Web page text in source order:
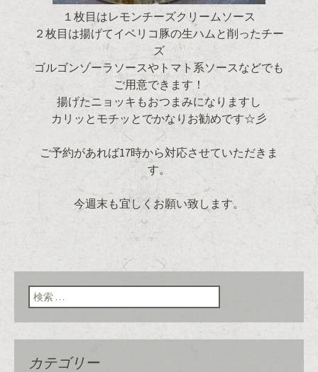
１枚目はレモンチーズクリームソース
２枚目は揚げてイベリコ豚の生ハムと削ったチー
ズ
ゴルゴンゾーラソースやトマト系ソースなどでも
ご用意できます！
揚げたニョッキもおつまみになりますし
カリッとモチッとでかなりお勧めです☆彡
ご予約があれば17時から対応させていただきま
す。
今週末も宜しくお願い致します。
検索:
カテゴリー